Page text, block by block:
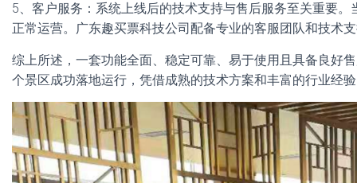
5、客户服务：系统上线后的技术支持与售后服务至关重要
正常运营。广东趣买票科技公司配备专业的客服团队和技术
综上所述，一套功能全面、稳定可靠、易于使用且具备良好
个景区成功落地运行，凭借成熟的技术方案和丰富的行业经